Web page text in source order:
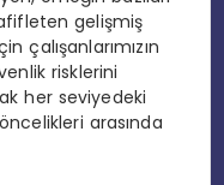
gelişmiş
çalışanlarımızın
risklerini
her seviyedeki
arasında